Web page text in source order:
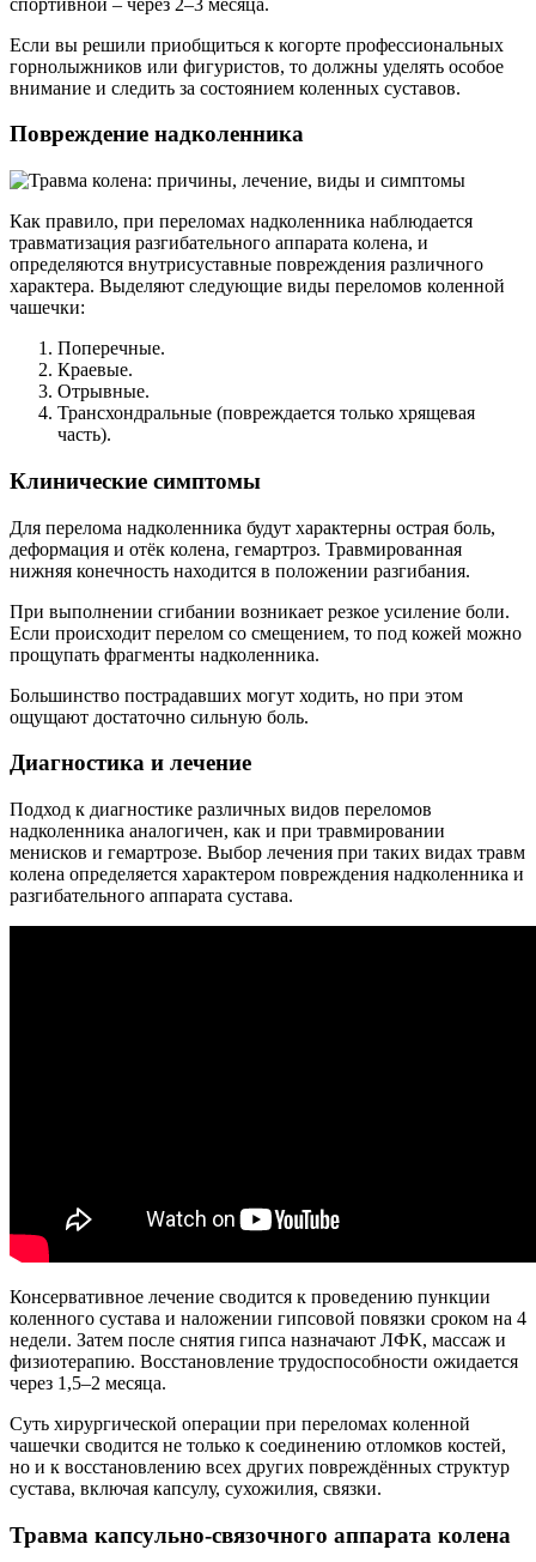
Если вы решили приобщиться к когорте профессиональных
горнолыжников или фигуристов, то должны уделять особое
внимание и следить за состоянием коленных суставов.
Повреждение надколенника
Как правило, при переломах надколенника наблюдается
травматизация разгибательного аппарата колена, и
определяются внутрисуставные повреждения различного
характера. Выделяют следующие виды переломов коленной
чашечки:
Поперечные.
Краевые.
Отрывные.
Трансхондральные (повреждается только хрящевая
часть).
Клинические симптомы
Для перелома надколенника будут характерны острая боль,
деформация и отёк колена, гемартроз. Травмированная
нижняя конечность находится в положении разгибания.
При выполнении сгибании возникает резкое усиление боли.
Если происходит перелом со смещением, то под кожей можно
прощупать фрагменты надколенника.
Большинство пострадавших могут ходить, но при этом
ощущают достаточно сильную боль.
Диагностика и лечение
Подход к диагностике различных видов переломов
надколенника аналогичен, как и при травмировании
менисков и гемартрозе. Выбор лечения при таких видах травм
колена определяется характером повреждения надколенника и
разгибательного аппарата сустава.
Консервативное лечение сводится к проведению пункции
коленного сустава и наложении гипсовой повязки сроком на 4
недели. Затем после снятия гипса назначают ЛФК, массаж и
физиотерапию. Восстановление трудоспособности ожидается
через 1,5–2 месяца.
Суть хирургической операции при переломах коленной
чашечки сводится не только к соединению отломков костей,
но и к восстановлению всех других повреждённых структур
сустава, включая капсулу, сухожилия, связки.
Травма капсульно-связочного аппарата колена